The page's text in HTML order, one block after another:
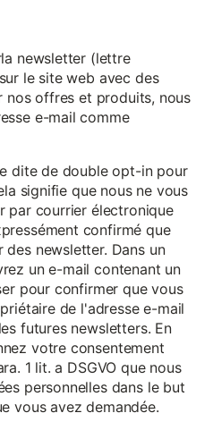
newsletter (lettre
le site web avec des
nos offres et produits, nous
e-mail comme
dite de double opt-in pour
signifie que nous ne vous
par courrier électronique
confirmé que
newsletter. Dans un
un e-mail contenant un
pour confirmer que vous
de l'adresse e-mail
futures newsletters. En
votre consentement
1 lit. a DSGVO que nous
personnelles dans le but
vous avez demandée.